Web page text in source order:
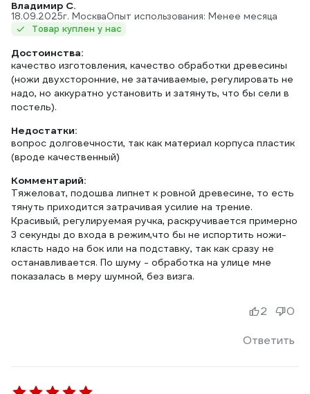
Владимир С.
18.09.2025г. МоскваОпыт использования: Менее месяца
Товар куплен у нас
Достоинства:
качество изготовления, качество обработки древесины
(ножи двухсторонние, не затачиваемые, регулировать не
надо, но аккуратно установить и затянуть, что бы сели в
постель).
Недостатки:
вопрос долговечности, так как материал корпуса пластик
(вроде качественный)
Комментарий:
Тяжеловат, подошва липнет к ровной древесине, то есть
тянуть приходится затрачивая усилие на трение.
Красивый, регулируемая ручка, раскручивается примерно
3 секунды до входа в режим,что бы не испортить ножи-
класть надо на бок или на подставку, так как сразу не
останавливается. По шуму - обработка на улице мне
показалась в меру шумной, без визга.
Ответить
2 0